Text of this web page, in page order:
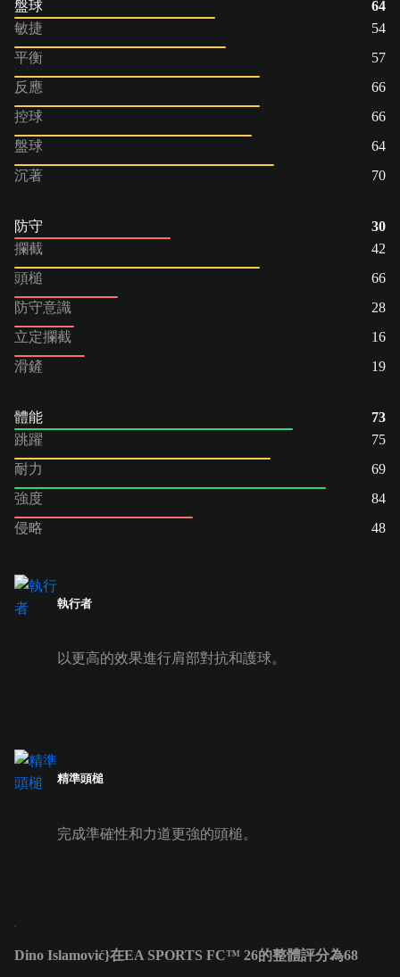
盤球
64
敏捷
54
平衡
57
反應
66
控球
66
盤球
64
沉著
70
防守
30
攔截
42
頭槌
66
防守意識
28
立定攔截
16
滑鏟
19
體能
73
跳躍
75
耐力
69
強度
84
侵略
48
執行者
以更高的效果進行肩部對抗和護球。
精準頭槌
完成準確性和力道更強的頭槌。
Dino Islamović}在EA SPORTS FC™ 26的整體評分為68